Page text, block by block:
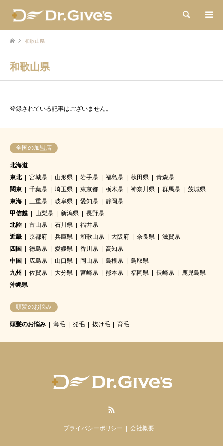
検索
和歌山県
和歌山県
登録されている記事はございません。
全国の加盟店
北海道
東北
宮城県 山形県 岩手県 福島県 秋田県
青森県
関東
千葉県 埼玉県 東京都 栃木県 神奈川県 群馬県
茨城県
東海
三重県 岐阜県 愛知県
静岡県
甲信越
山梨県 新潟県
長野県
北陸
富山県 石川県
福井県
近畿
京都府 兵庫県 和歌山県 大阪府 奈良県
滋賀県
四国
徳島県 愛媛県 香川県
高知県
中国
広島県 山口県 岡山県 島根県
鳥取県
九州
佐賀県 大分県 宮崎県 熊本県 福岡県 長崎県
鹿児島県
沖縄県
頭髪のお悩み
頭髪のお悩み 薄毛 発毛 抜け毛 育毛
プライバシーポリシー 会社概要